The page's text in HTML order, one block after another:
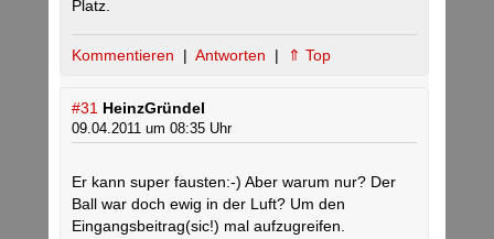
Platz.
Kommentieren | Antworten | ⇑ Top
#31 HeinzGründel
09.04.2011 um 08:35 Uhr
Er kann super fausten:-) Aber warum nur? Der
Ball war doch ewig in der Luft? Um den
Eingangsbeitrag(sic!) mal aufzugreifen.